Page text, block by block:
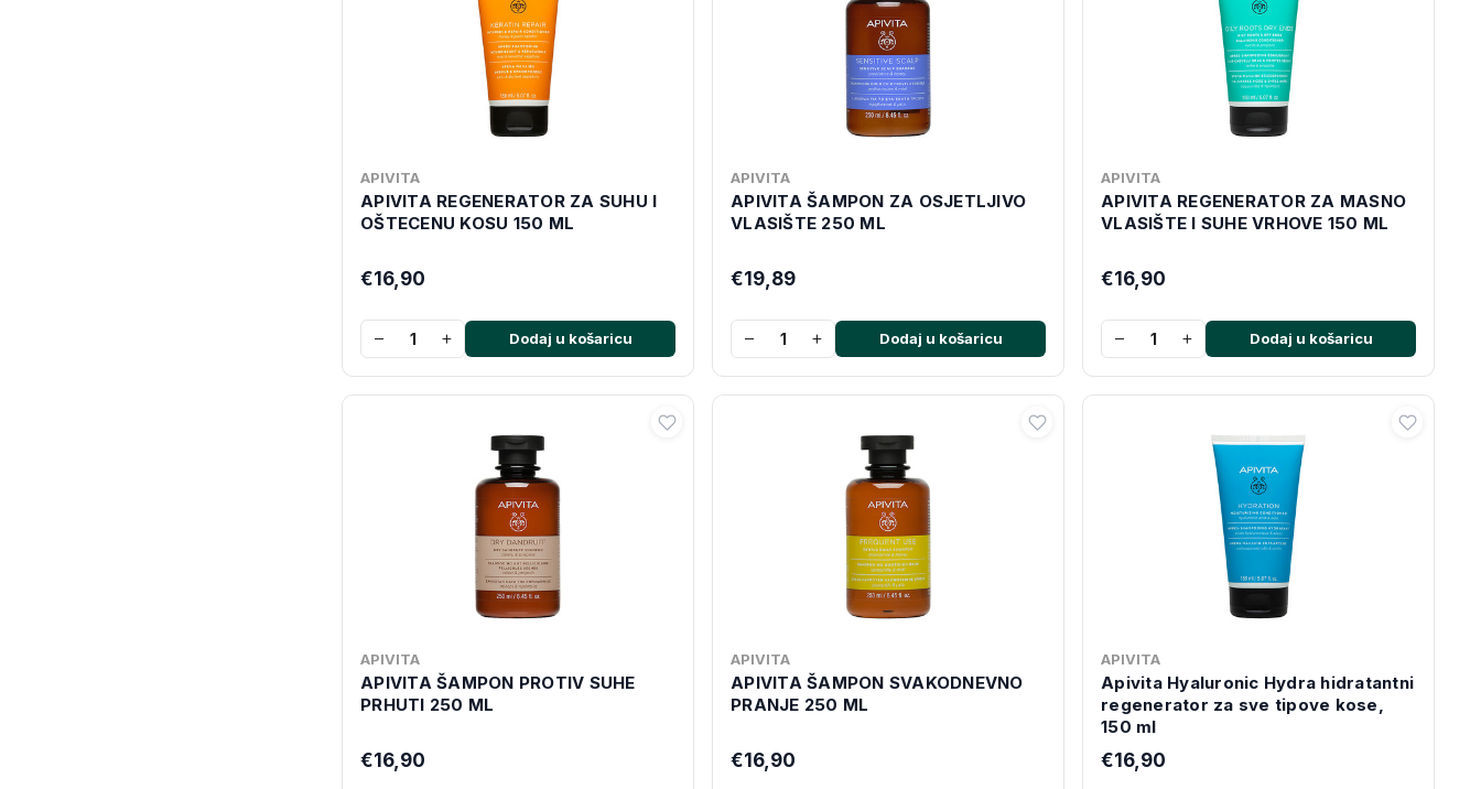
APIVITA
APIVITA REGENERATOR ZA SUHU I
OŠTECENU KOSU 150 ML
€16,90
− + Dodaj u košaricu
APIVITA
APIVITA ŠAMPON ZA OSJETLJIVO
VLASIŠTE 250 ML
€19,89
− + Dodaj u košaricu
APIVITA
APIVITA REGENERATOR ZA MASNO
VLASIŠTE I SUHE VRHOVE 150 ML
€16,90
− + Dodaj u košaricu
APIVITA
APIVITA ŠAMPON PROTIV SUHE
PRHUTI 250 ML
€16,90
APIVITA
APIVITA ŠAMPON SVAKODNEVNO
PRANJE 250 ML
€16,90
APIVITA
Apivita Hyaluronic Hydra hidratantni
regenerator za sve tipove kose,
150 ml
€16,90